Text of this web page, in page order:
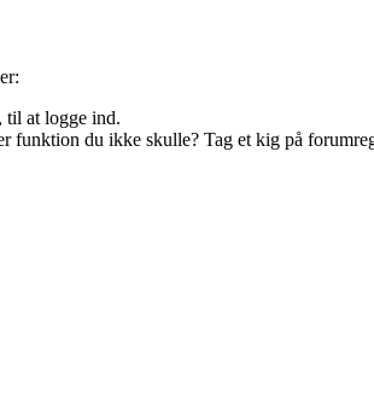
til at logge ind.
funktion du ikke skulle? Tag et kig på